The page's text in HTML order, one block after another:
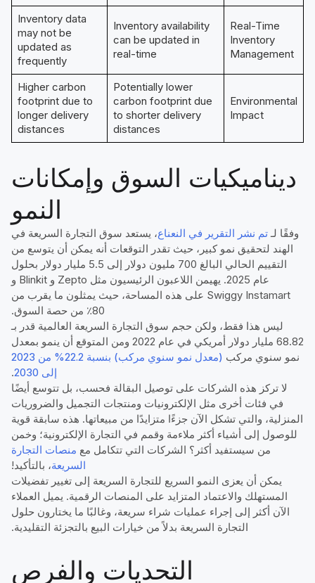
Real-Time
Inventory
Management
Inventory availability
can be updated in
real-time
Inventory data
may not be
updated as
frequently
Environmental
Impact
Potentially lower
carbon footprint due
to shorter delivery
distances
Higher carbon
footprint due to
longer delivery
distances
ديناميكيات السوق وإمكانات
النمو
وفقًا لـ تم نشر التقرير في النعناع، يستعد سوق التجارة السريعة في
الهند لتحقيق نمو كبير، حيث تقدر التوقعات أنه يمكن أن يتوسع من
التقييم الحالي البالغ 700 مليون دولار إلى 5.5 مليار دولار بحلول
عام 2025. يهيمن اللاعبون الرئيسيون مثل Zepto و Blinkit و
Swiggy Instamart على هذه المساحة، حيث يمثلون ما يقرب من
80٪ من حصة السوق.
ليس هذا فقط، ولكن حجم سوق التجارة السريعة العالمية قدر بـ
68.82 مليار دولار أمريكي في عام 2022 ومن المتوقع أن ينمو بمعدل
نمو سنوي مركب
(معدل نمو سنوي مركب) بنسبة 22.2% من 2023
إلى 2030
.
لا تركز هذه الشركات على توصيل البقالة فحسب، بل تتوسع أيضًا
في فئات أخرى مثل الإلكترونيات ومنتجات التجميل والضروريات
المنزلية، والتي تشكل الآن جزءًا متزايدًا من مبيعاتها. هذه سابقة قوية
للوصول إلى أشياء أكثر ملاءمة وقمم في التجارة الإلكترونية؛ وخمن
من سيستفيد أكثر؟ الشركات التي تتكامل مع منصات التجارة
السريعة، بالتأكيد!
يمكن أن يعزى النمو السريع للتجارة السريعة إلى تغيير تفضيلات
المستهلك والاعتماد المتزايد على المنصات الرقمية. يميل العملاء
الآن أكثر إلى إجراء عمليات شراء سريعة، وغالبًا ما يختارون حلول
التجارة السريعة بدلاً من خيارات البيع بالتجزئة التقليدية.
التحديات والفرص